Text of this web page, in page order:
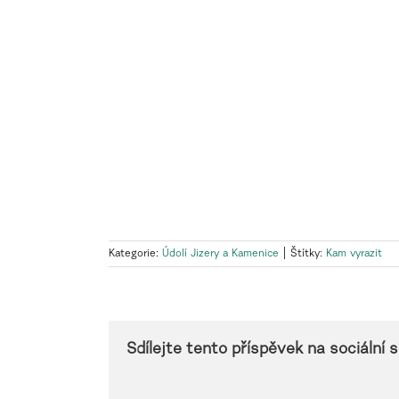
Kategorie: Údolí Jizery a Kamenice Štítky: Kam vyrazit
Sdílejte tento příspěvek na sociální